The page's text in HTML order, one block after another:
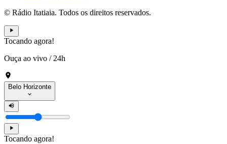
© Rádio Itatiaia. Todos os direitos reservados.
Tocando agora!
Ouça ao vivo / 24h
Belo Horizonte
Tocando agora!